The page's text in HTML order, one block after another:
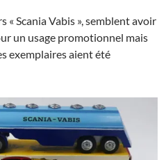
« Scania Vabis », semblent avoir
un usage promotionnel mais
exemplaires aient été